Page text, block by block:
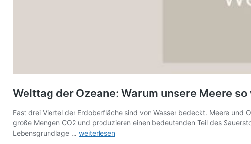
Welttag der Ozeane: Warum unsere Meere
Fast drei Viertel der Erdoberfläche sind von Wasser bedeckt. Meere und
große Mengen CO2 und produzieren einen bedeutenden Teil des
Lebensgrundlage … Welttag
weiterlesen